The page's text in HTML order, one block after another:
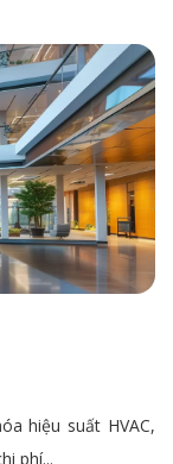
hiệu suất HVAC,
phí...